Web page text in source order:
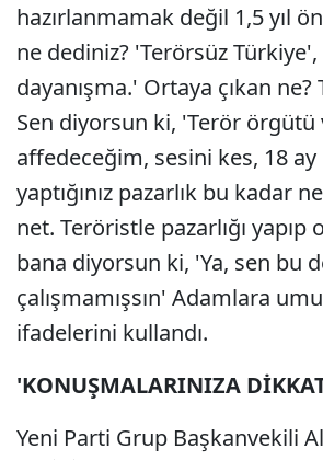
hazırlanmamak değil 1,5 yıl
ne dediniz? 'Terörsüz
dayanışma.' Ortaya çıkan
Sen diyorsun ki, 'Terör
affedeceğim, sesini kes, 18 ay
yaptığınız pazarlık bu kadar
net. Teröristle pazarlığı yapıp
bana diyorsun ki, 'Ya, sen bu
çalışmamışsın' Adamlara
ifadelerini kullandı.
'KONUŞMALARINIZA
Yeni Parti Grup Başkanvekili